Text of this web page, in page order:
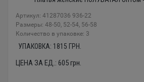
Артикул: 41287036 936-22
Размеры: 48-50, 52-54, 56-58
Количество в упаковке: 3
УПАКОВКА: 1815 ГРН.
ЦЕНА ЗА ЕД.: 605грн.